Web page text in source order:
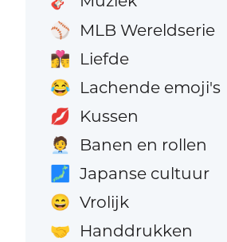
⚾ MLB Wereldserie
👩‍❤️‍💋‍👨 Liefde
😂 Lachende emoji's
💋 Kussen
🧑‍💼 Banen en rollen
🗾 Japanse cultuur
😄 Vrolijk
🤝 Handdrukken